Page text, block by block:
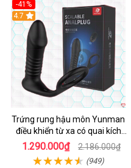
-41%
Hot
4.7
Trứng rung hậu môn Yunman
điều khiển từ xa có quai kích
thích
1.290.000₫ 2.186.000₫
(949)